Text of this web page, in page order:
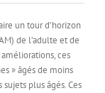
un tour d’horizon
de l’adulte et de
ces
» âgés de moins
plus âgés. Ces